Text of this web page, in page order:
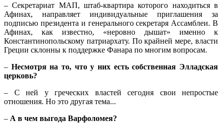
– Секретариат МАП, штаб-квартира которого находиться в
Афинах, направляет индивидуальные приглашения за
подписью президента и генерального секретаря Ассамблеи. В
Афинах, как известно, «неровно дышат» именно к
Константинопольскому патриархату. По крайней мере, власти
Греции склонны к поддержке Фанара по многим вопросам.
– Несмотря на то, что у них есть собственная Элладская
церковь?
– С ней у греческих властей сегодня свои непростые
отношения. Но это другая тема...
– А в чем выгода Варфоломея?